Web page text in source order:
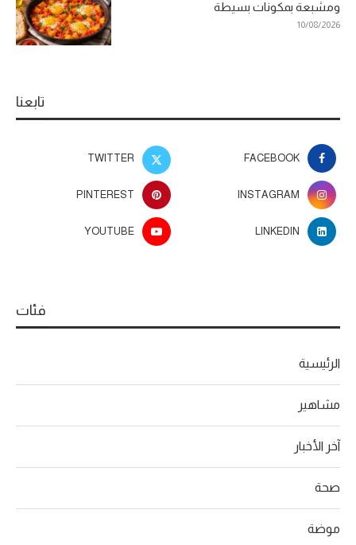
ومشبعة بمكونات بسيطة
10/08/2026
تابعنا
FACEBOOK
TWITTER
INSTAGRAM
PINTEREST
LINKEDIN
YOUTUBE
فئات
الرئيسية
مشاهير
آخر الأخبار
صحة
موضة